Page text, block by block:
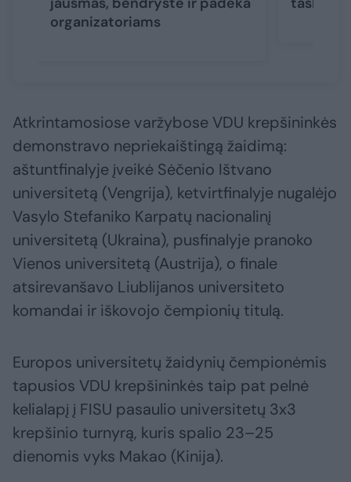
organizatoriams
Atkrintamosiose varžybose VDU krepšininkės
demonstravo nepriekaištingą žaidimą:
aštuntfinalyje įveikė Sėčenio Ištvano
universitetą (Vengrija), ketvirtfinalyje nugalėjo
Vasylo Stefaniko Karpatų nacionalinį
universitetą (Ukraina), pusfinalyje pranoko
Vienos universitetą (Austrija), o finale
atsirevanšavo Liublijanos universiteto
komandai ir iškovojo čempionių titulą.
Europos universitetų žaidynių čempionėmis
tapusios VDU krepšininkės taip pat pelnė
kelialapį į FISU pasaulio universitetų 3x3
krepšinio turnyrą, kuris spalio 23–25
dienomis vyks Makao (Kinija).